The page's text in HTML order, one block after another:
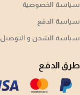
سياسة الخصوصية
سياسة الدفع
سياسة الشحن و التوصيل
طرق الدفع